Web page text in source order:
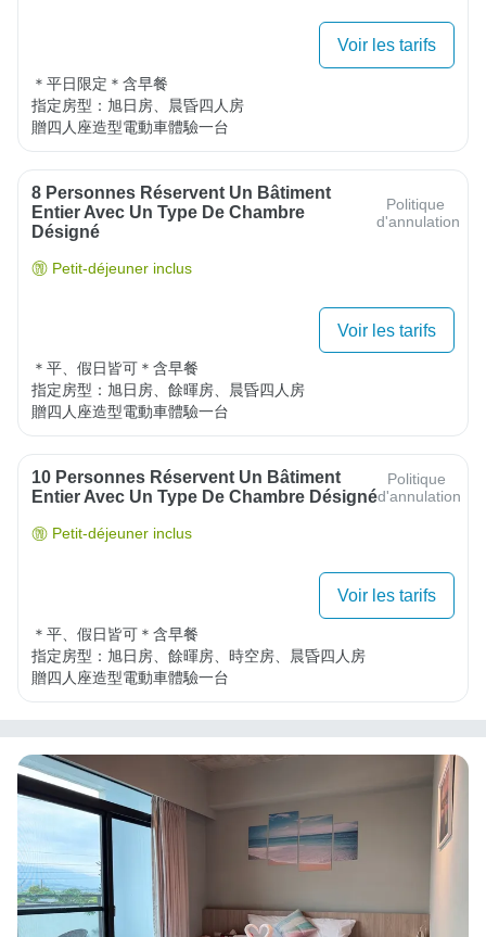
Voir les tarifs
＊平日限定＊含早餐
指定房型：旭日房、晨昏四人房
贈四人座造型電動車體驗一台
8 Personnes Réservent Un Bâtiment
Entier Avec Un Type De Chambre
Désigné
Politique
d'annulation
Petit-déjeuner inclus
Voir les tarifs
＊平、假日皆可＊含早餐
指定房型：旭日房、餘暉房、晨昏四人房
贈四人座造型電動車體驗一台
10 Personnes Réservent Un Bâtiment
Entier Avec Un Type De Chambre Désigné
Politique
d'annulation
Petit-déjeuner inclus
Voir les tarifs
＊平、假日皆可＊含早餐
指定房型：旭日房、餘暉房、時空房、晨昏四人房
贈四人座造型電動車體驗一台